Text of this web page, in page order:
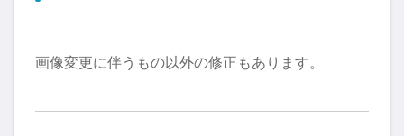
画像変更に伴うもの以外の修正もあります。